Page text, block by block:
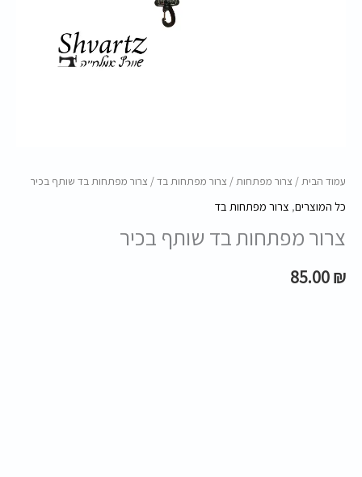
עמוד הבית/ צרור מפתחות/ צרור מפתחות בד/ צרור מפתחות בד שותף בכיר
כל המוצרים, צרור מפתחות בד
צרור מפתחות בד שותף בכיר
85.00₪